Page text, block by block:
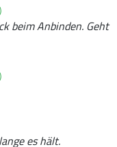
beim Anbinden. Geht
es hält.